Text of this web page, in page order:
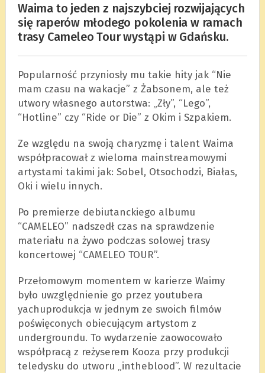
Waima to jeden z najszybciej rozwijających
się raperów młodego pokolenia w ramach
trasy Cameleo Tour wystąpi w Gdańsku.
Popularność przyniosły mu takie hity jak “Nie
mam czasu na wakacje” z Żabsonem, ale też
utwory własnego autorstwa: „Zły”, “Lego”,
“Hotline” czy “Ride or Die” z Okim i Szpakiem.
Ze względu na swoją charyzmę i talent Waima
współpracował z wieloma mainstreamowymi
artystami takimi jak: Sobel, Otsochodzi, Białas,
Oki i wielu innych.
Po premierze debiutanckiego albumu
“CAMELEO” nadszedł czas na sprawdzenie
materiału na żywo podczas solowej trasy
koncertowej “CAMELEO TOUR”.
Przełomowym momentem w karierze Waimy
było uwzględnienie go przez youtubera
yachuprodukcja w jednym ze swoich filmów
poświęconych obiecującym artystom z
undergroundu. To wydarzenie zaowocowało
współpracą z reżyserem Kooza przy produkcji
teledysku do utworu „intheblood”. W rezultacie